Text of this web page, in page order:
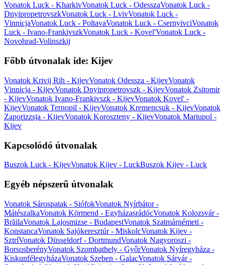
Vonatok Luck - KharkivVonatok Luck - OdesszaVonatok Luck -
DnyipropetrovszkVonatok Luck - LvivVonatok Luck -
VinnicjaVonatok Luck - PoltavaVonatok Luck - CsernyivciVonatok
Luck - Ivano-FrankivszkVonatok Luck - Kovel'Vonatok Luck -
Novohrad-Volinszkij
Főbb útvonalak ide: Kijev
Vonatok Krivij Rih - KijevVonatok Odessza - KijevVonatok
Vinnicja - KijevVonatok Dnyipropetrovszk - KijevVonatok Zsitomir
- KijevVonatok Ivano-Frankivszk - KijevVonatok Kovel' -
KijevVonatok Ternopil - KijevVonatok Kremencsuk - KijevVonatok
Zaporizzsja - KijevVonatok Koroszteny - KijevVonatok Mariupol -
Kijev
Kapcsolódó útvonalak
Buszok Luck - KijevVonatok Kijev - LuckBuszok Kijev - Luck
Egyéb népszerű útvonalak
Vonatok Sárospatak - SiófokVonatok Nyírbátor -
MátészalkaVonatok Körmend - EgyházasrádócVonatok Kolozsvár -
BrăilaVonatok Lajosmizse - BudapestVonatok Szatmárnémeti -
KonstancaVonatok Sajókeresztúr - MiskolcVonatok Kijev -
SztríVonatok Düsseldorf - DortmundVonatok Nagyoroszi -
BorsosberényVonatok Szombathely - GyőrVonatok Nyíregyháza -
KiskunfélegyházaVonatok Szeben - GalacVonatok Sárvár -